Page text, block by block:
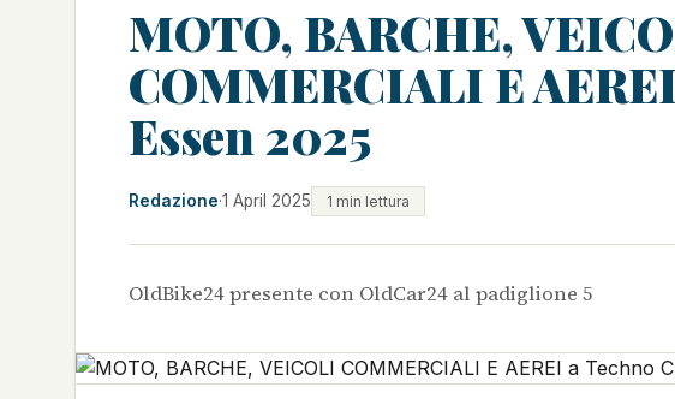
MOTO, BARCHE,
COMMERCIALI E
Essen 2025
Redazione·1 April 2025 1 min lettura
OldBike24 presente con OldCar24 al padiglione 5